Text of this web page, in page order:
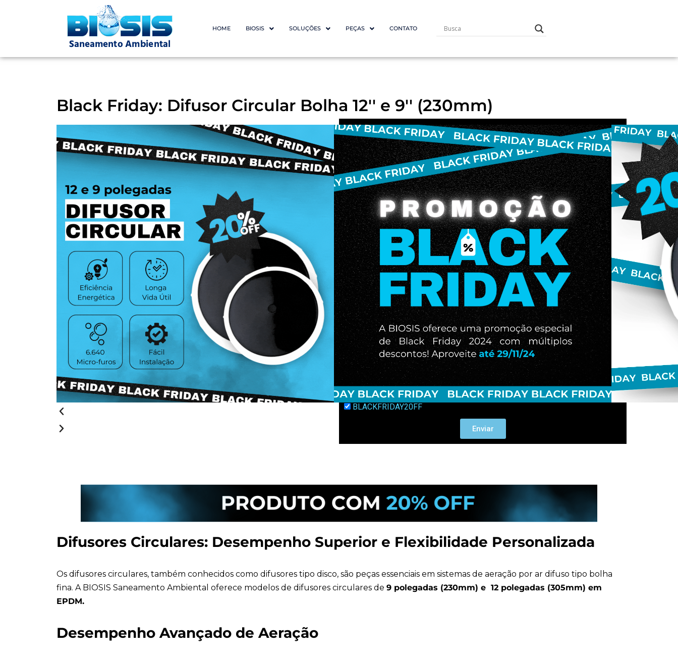
o
HOME BIOSIS SOLUÇÕES PEÇAS CONTATO
Black Friday: Difusor Circular Bolha 12'' e 9'' (230mm)
Orçamento: 20% OFF
Nome
Email
Telefone
Membrana
Mensagem
Cupom de Desconto
BLACKFRIDAY20FF
Enviar
Difusores Circulares: Desempenho Superior e Flexibilidade Personalizada
Os difusores circulares, também conhecidos como difusores tipo disco, são peças essenciais em sistemas de aeração por ar difuso tipo bolha
fina. A BIOSIS Saneamento Ambiental oferece modelos de difusores circulares de 9 polegadas (230mm) e 12 polegadas (305mm) em
EPDM.
Desempenho Avançado de Aeração